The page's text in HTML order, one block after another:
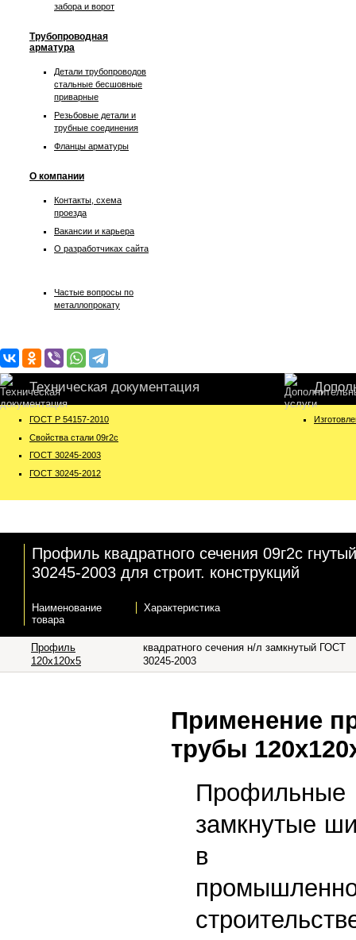
забора и ворот
Трубопроводная
арматура
Детали трубопроводов
стальные бесшовные
приварные
Резьбовые детали и
трубные соединения
Фланцы арматуры
О компании
Контакты, схема
проезда
Вакансии и карьера
О разработчиках сайта
Частые вопросы по
металлопрокату
Техническая документация
ГОСТ Р 54157-2010
Свойства стали 09г2с
ГОСТ 30245-2003
ГОСТ 30245-2012
Профиль квадратного сечения 09г2с
30245-2003 для строит. конструкций
Наименование
товара
Характеристика
Профиль
120х120х5
квадратного сечения н/л замкнутый ГОСТ
30245-2003
Применение
трубы
замкнутые
в